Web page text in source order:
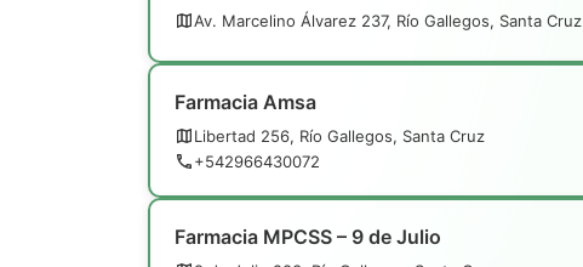
Av. Marcelino Álvarez 237, Río Gallegos, Santa Cruz
Farmacia Amsa
Libertad 256, Río Gallegos, Santa Cruz
+542966430072
Farmacia MPCSS – 9 de Julio